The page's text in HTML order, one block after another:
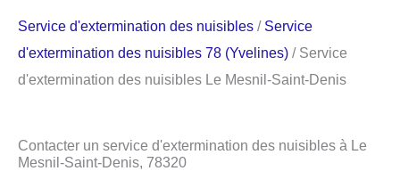
Service d'extermination des nuisibles / Service
d'extermination des nuisibles 78 (Yvelines) / Service
d'extermination des nuisibles Le Mesnil-Saint-Denis
Contacter un service d'extermination des nuisibles à Le
Mesnil-Saint-Denis, 78320